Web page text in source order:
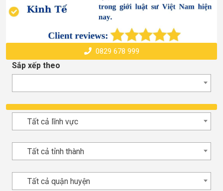
0829 678 999
Sắp xếp theo
Tất cả lĩnh vực
Tất cả tỉnh thành
Tất cả quận huyện